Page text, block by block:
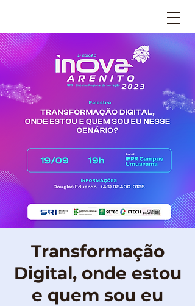
Transformação
Digital, onde estou
e quem sou eu